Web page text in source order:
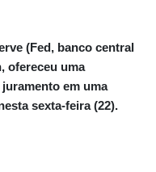
CUP 26.5
CVE 95.518807
CZK 21.01155
DJF 178.03342
(Fed, banco central
ofereceu uma
em uma
sexta-feira (22).